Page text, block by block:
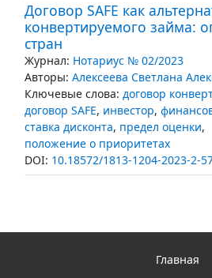
Договор SAFE как
конвертируемого займа:
стран
Журнал: Нотариус № 02/2023
Авторы: Алексеева Светлана
Ключевые слова: договор
договор SAFE, инвестор,
ставка дисконта, предел оценки,
положение о приоритетах
DOI: 10.18572/1813-1204-2023-2-
Главная